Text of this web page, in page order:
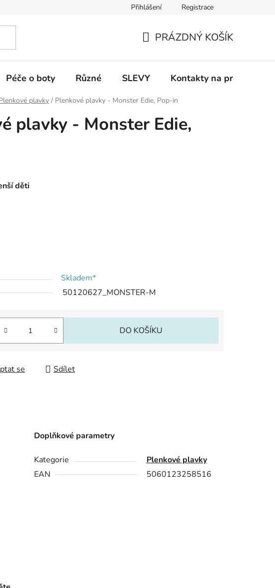
Informace k on-line platbám Odstoupení od
Přihlášení Registrace
KOŠÍK
PRÁZDNÝ KOŠÍK
Péče o boty Různé SLEVY Kontakty na prodejny
plavky / Plenkové plavky - Monster Edie, Pop-in
plavky - Monster Edie,
děti
Skladem*
50120627_MONSTER-M
DO KOŠÍKU
se Sdílet
Doplňkové parametry
Kategorie
Plenkové plavky
EAN
5060123258516